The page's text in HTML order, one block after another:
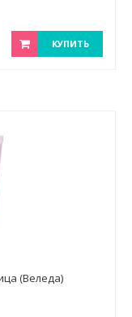
КУПИТЬ
(Веледа)